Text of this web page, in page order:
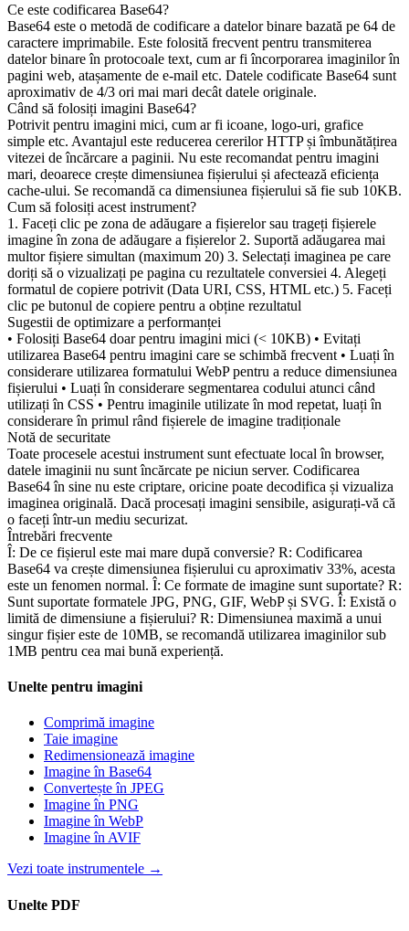
Ce este codificarea Base64?
Base64 este o metodă de codificare a datelor binare bazată pe 64 de
caractere imprimabile. Este folosită frecvent pentru transmiterea
datelor binare în protocoale text, cum ar fi încorporarea imaginilor în
pagini web, atașamente de e-mail etc. Datele codificate Base64 sunt
aproximativ de 4/3 ori mai mari decât datele originale.
Când să folosiți imagini Base64?
Potrivit pentru imagini mici, cum ar fi icoane, logo-uri, grafice
simple etc. Avantajul este reducerea cererilor HTTP și îmbunătățirea
vitezei de încărcare a paginii. Nu este recomandat pentru imagini
mari, deoarece crește dimensiunea fișierului și afectează eficiența
cache-ului. Se recomandă ca dimensiunea fișierului să fie sub 10KB.
Cum să folosiți acest instrument?
1. Faceți clic pe zona de adăugare a fișierelor sau trageți fișierele
imagine în zona de adăugare a fișierelor 2. Suportă adăugarea mai
multor fișiere simultan (maximum 20) 3. Selectați imaginea pe care
doriți să o vizualizați pe pagina cu rezultatele conversiei 4. Alegeți
formatul de copiere potrivit (Data URI, CSS, HTML etc.) 5. Faceți
clic pe butonul de copiere pentru a obține rezultatul
Sugestii de optimizare a performanței
• Folosiți Base64 doar pentru imagini mici (< 10KB) • Evitați
utilizarea Base64 pentru imagini care se schimbă frecvent • Luați în
considerare utilizarea formatului WebP pentru a reduce dimensiunea
fișierului • Luați în considerare segmentarea codului atunci când
utilizați în CSS • Pentru imaginile utilizate în mod repetat, luați în
considerare în primul rând fișierele de imagine tradiționale
Notă de securitate
Toate procesele acestui instrument sunt efectuate local în browser,
datele imaginii nu sunt încărcate pe niciun server. Codificarea
Base64 în sine nu este criptare, oricine poate decodifica și vizualiza
imaginea originală. Dacă procesați imagini sensibile, asigurați-vă că
o faceți într-un mediu securizat.
Întrebări frecvente
Î: De ce fișierul este mai mare după conversie? R: Codificarea
Base64 va crește dimensiunea fișierului cu aproximativ 33%, acesta
este un fenomen normal. Î: Ce formate de imagine sunt suportate? R:
Sunt suportate formatele JPG, PNG, GIF, WebP și SVG. Î: Există o
limită de dimensiune a fișierului? R: Dimensiunea maximă a unui
singur fișier este de 10MB, se recomandă utilizarea imaginilor sub
1MB pentru cea mai bună experiență.
Unelte pentru imagini
Comprimă imagine
Taie imagine
Redimensionează imagine
Imagine în Base64
Convertește în JPEG
Imagine în PNG
Imagine în WebP
Imagine în AVIF
Vezi toate instrumentele →
Unelte PDF